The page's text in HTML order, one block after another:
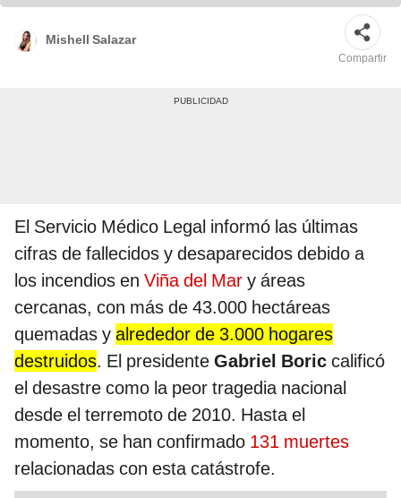
Mishell Salazar
Compartir
El Servicio Médico Legal informó las últimas
cifras de fallecidos y desaparecidos debido a
los incendios en Viña del Mar y áreas
cercanas, con más de 43.000 hectáreas
quemadas y alrededor de 3.000 hogares
destruidos. El presidente Gabriel Boric calificó
el desastre como la peor tragedia nacional
desde el terremoto de 2010. Hasta el
momento, se han confirmado 131 muertes
relacionadas con esta catástrofe.